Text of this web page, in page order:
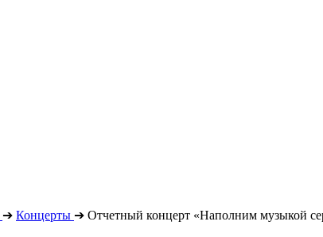
➔ Концерты ➔ Отчетный концерт «Наполним музыкой